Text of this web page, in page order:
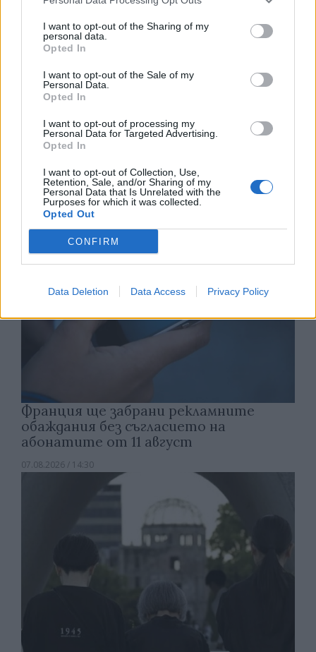
I want to opt-out of the Sharing of my
personal data.
Opted In
I want to opt-out of the Sale of my
Personal Data.
Opted In
I want to opt-out of processing my
Personal Data for Targeted Advertising.
Opted In
I want to opt-out of Collection, Use,
Retention, Sale, and/or Sharing of my
Personal Data that Is Unrelated with the
Purposes for which it was collected.
Opted Out
CONFIRM
Data Deletion Data Access Privacy Policy
Астронавти на NASA излязоха в
открития космос
07.08.2026 / 15:00
Франция ще забрани рекламните
обаждания без съгласието на
абонатите от 11 август
07.08.2026 / 14:30